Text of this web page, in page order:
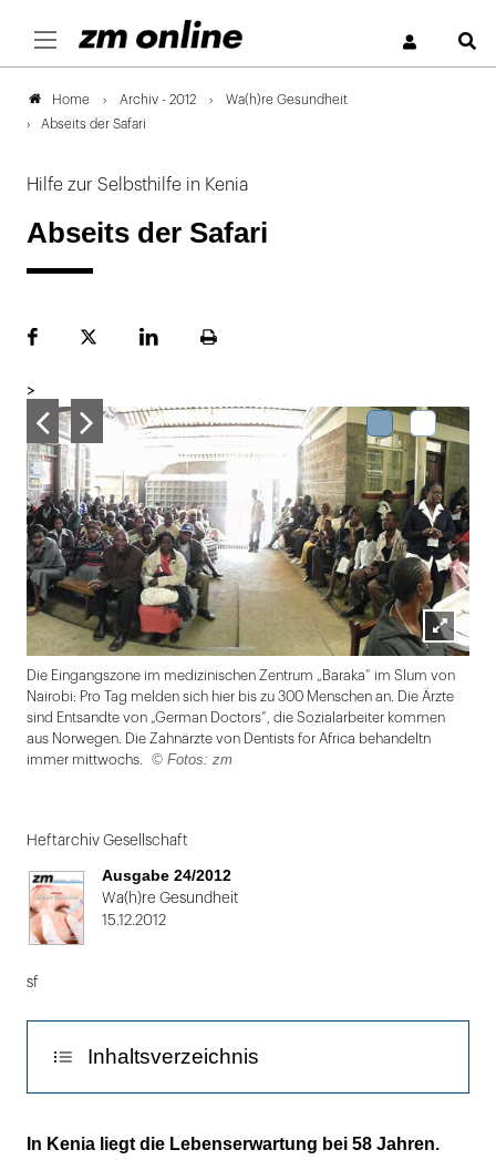
Home Archiv - 2012
Wa(h)re Gesundheit
Abseits der Safari
Hilfe zur Selbsthilfe in Kenia
Abseits der Safari
FacebookPlattformLinekdInSeite
>
Lightbox
öffnen
Die Eingangszone im medizinischen Zentrum „Baraka“ im Slum von
Nairobi: Pro Tag melden sich hier bis zu 300 Menschen an. Die Ärzte
sind Entsandte von „German Doctors“, die Sozialarbeiter kommen
aus Norwegen. Die Zahnärzte von Dentists for Africa behandeltn
immer mittwochs.
© Fotos: zm
1
von
2
Heftarchiv Gesellschaft
Ausgabe 24/2012
Wa(h)re Gesundheit
15.12.2012
sf
Inhaltsverzeichnis
Was nichts kostet ist nichts wert
In Kenia liegt die Lebenserwartung bei 58 Jahren.